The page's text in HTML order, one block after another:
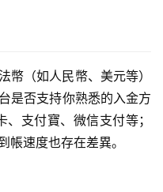
幣（如人民幣、美元等）
是否支持你熟悉的入金方
支付寶、微信支付等；
帳速度也存在差異。